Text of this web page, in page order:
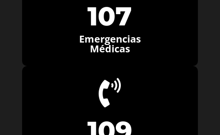
107
Emergencias
Médicas
